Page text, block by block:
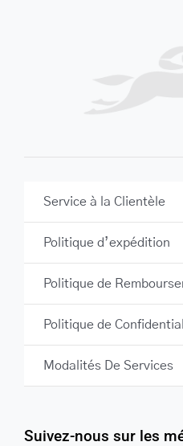
Suivez-nous sur les
Service à la Clientèle
Politique d’expédition
Politique de
Politique de
Modalités De Services